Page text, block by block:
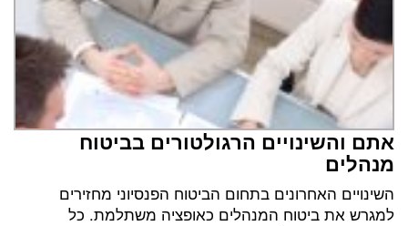
אתם והשינויים הרגולטורים בביטוח
מנהלים
השינויים האחרונים בתחום הביטוח הפנסיוני מחזירים
למגרש את ביטוח המנהלים כאופציה משתלמת. כל